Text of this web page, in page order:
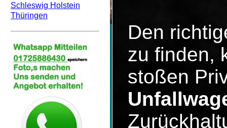
Schleswig Holstein
Thüringen
Den
zu finden,
stoßen